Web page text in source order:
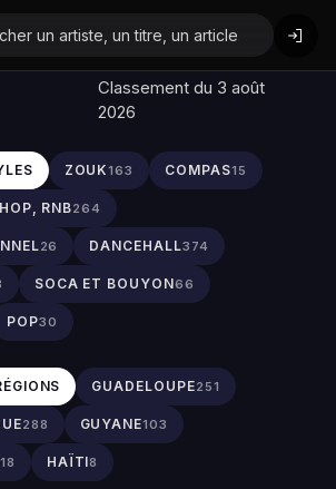
Classement du 3 août
2026
ZOUK163 COMPAS15
RNB264
26 DANCEHALL374
SOCA ET BOUYON66
POP30
GUADELOUPE251
288 GUYANE103
HAÏTI8